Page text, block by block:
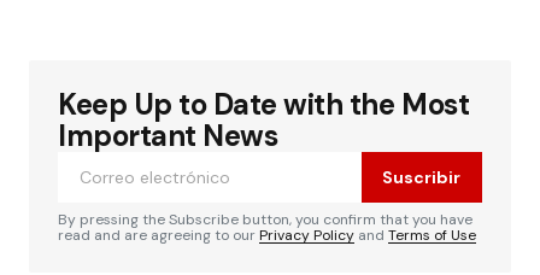
Keep Up to Date with the Most
Important News
Suscribir
By pressing the Subscribe button, you confirm that you have
read and are agreeing to ourPrivacy Policy and Terms of Use